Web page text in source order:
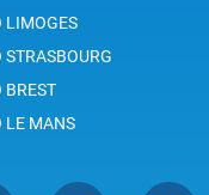
LIMOGES
STRASBOURG
BREST
LE MANS